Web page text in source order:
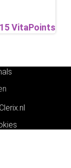
VitaPoints
Clerix.nl